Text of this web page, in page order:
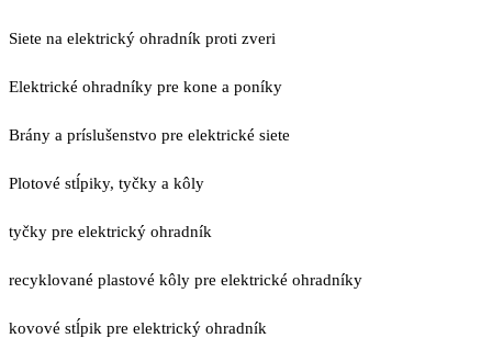
Siete na elektrický ohradník proti zveri
Elektrické ohradníky pre kone a poníky
Brány a príslušenstvo pre elektrické siete
Plotové stĺpiky, tyčky a kôly
tyčky pre elektrický ohradník
recyklované plastové kôly pre elektrické ohradníky
kovové stĺpik pre elektrický ohradník